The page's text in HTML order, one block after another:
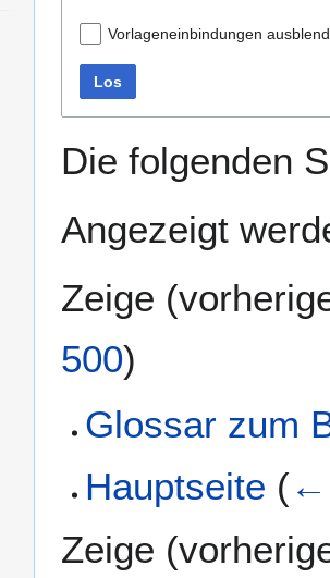
Vorlageneinbindungen
Los
Die folgenden
Angezeigt
Zeige (
500)
Glossar zum
Hauptseite (←
Zeige (